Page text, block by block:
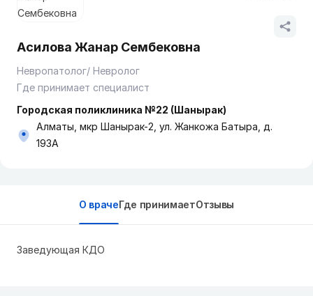
Асилова Жанар Сембековна
Невропатолог/ Невролог
Где принимает специалист
Городская поликлиника №22 (Шанырак)
Алматы, мкр Шанырак-2, ул. Жанкожа Батыра, д.
193А
О врачеГде принимаетОтзывы
Заведующая КДО